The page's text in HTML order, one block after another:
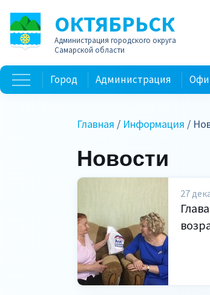
ОКТЯБРЬСК
Администрация городского округа
Самарской области
Город Администрация
Главная / Информация /
Новости
27